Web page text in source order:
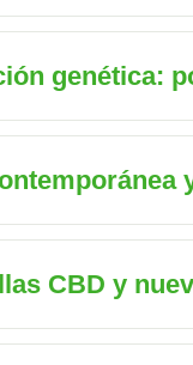
genética:
CBD y